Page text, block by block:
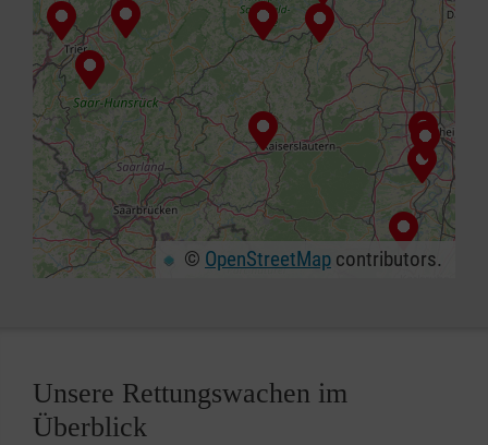
© OpenStreetMap contributors.
Unsere Rettungswachen im
Überblick